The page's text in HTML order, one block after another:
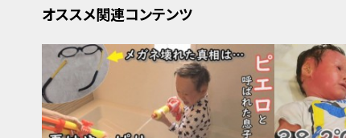
オススメ関連コンテンツ